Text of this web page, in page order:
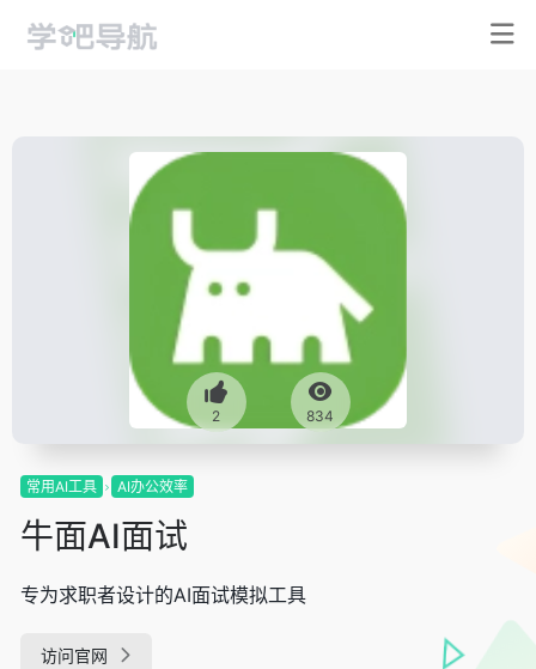
2 834
常用AI工具 AI办公效率
牛面AI面试
专为求职者设计的AI面试模拟工具
访问官网